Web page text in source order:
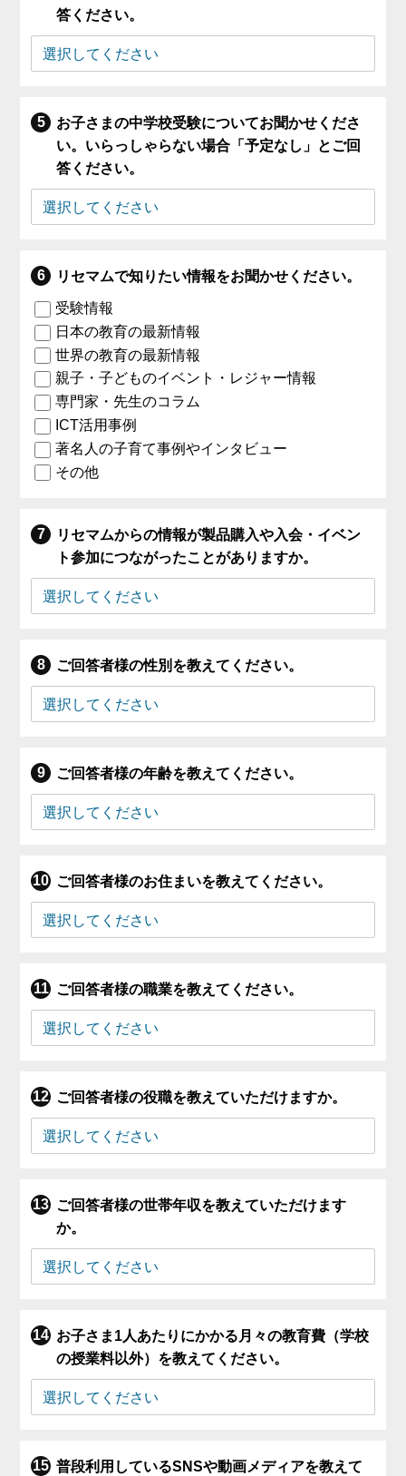
答ください。
お子さまの中学校受験についてお聞かせくださ
い。いらっしゃらない場合「予定なし」とご回
答ください。
リセマムで知りたい情報をお聞かせください。
受験情報
日本の教育の最新情報
世界の教育の最新情報
親子・子どものイベント・レジャー情報
専門家・先生のコラム
ICT活用事例
著名人の子育て事例やインタビュー
その他
リセマムからの情報が製品購入や入会・イベン
ト参加につながったことがありますか。
ご回答者様の性別を教えてください。
ご回答者様の年齢を教えてください。
ご回答者様のお住まいを教えてください。
ご回答者様の職業を教えてください。
ご回答者様の役職を教えていただけますか。
ご回答者様の世帯年収を教えていただけます
か。
お子さま1人あたりにかかる月々の教育費（学校
の授業料以外）を教えてください。
普段利用しているSNSや動画メディアを教えて